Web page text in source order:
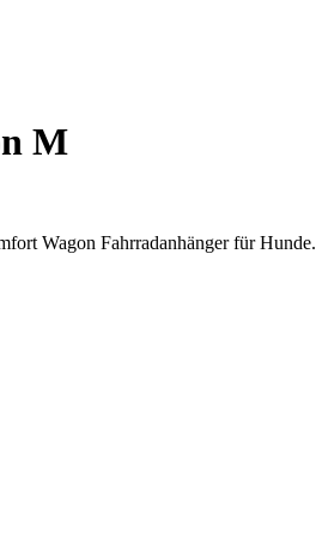
M
Wagon Fahrradanhänger für Hunde.